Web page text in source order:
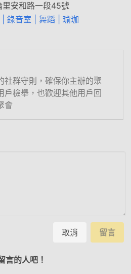
里安和路一段45號
錄音室 | 舞蹈 | 瑜珈
社群守則，確保你主辦的聚
戶檢舉，也歡迎其他用戶回
會
取消 留言
言的人吧！